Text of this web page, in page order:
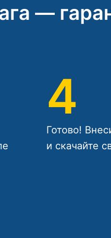
—
4
Готово!
и скачайте